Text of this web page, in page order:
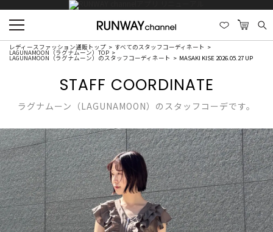
レディースファッション通販トップ すべてのスタッフコーディネート
LAGUNAMOON（ラグナムーン）TOP
LAGUNAMOON（ラグナムーン）のスタッフコーディネート MASAKI KISE 2026.05.27 UP
STAFF COORDINATE
ラグナムーン（LAGUNAMOON）のスタッフコーデです。